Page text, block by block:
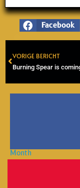
Facebook
Prev
VORIGE BERICHT